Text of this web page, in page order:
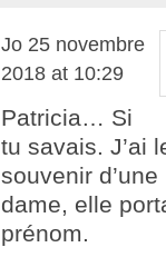
Jo 25 novembre
2018 at 10:29
Patricia… Si
tu savais. J’ai
souvenir d’une
dame, elle
prénom.